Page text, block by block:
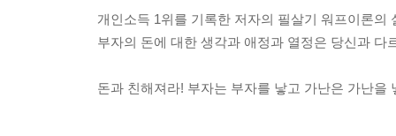
개인소득 1위를 기록한 저자의 필살기 워프이론의
부자의 돈에 대한 생각과 애정과 열정은 당신과 다
돈과 친해져라! 부자는 부자를 낳고 가난은 가난을